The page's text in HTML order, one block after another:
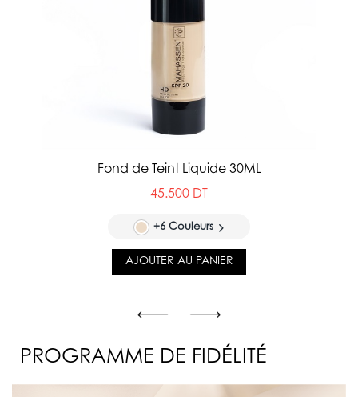
Fond de Teint Liquide 30ML
45.500 DT
+6 Couleurs
AJOUTER AU PANIER
PROGRAMME DE FIDÉLITÉ